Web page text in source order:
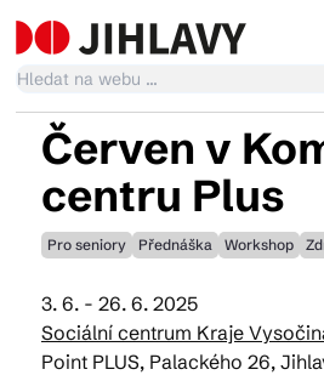
Kalendář akcí
Tradiční akce
Články
Červen v
centru Plus
Pro seniory Přednáška Workshop
3. 6. - 26. 6. 2025
Sociální centrum Kraje
Point PLUS, Palackého 26,